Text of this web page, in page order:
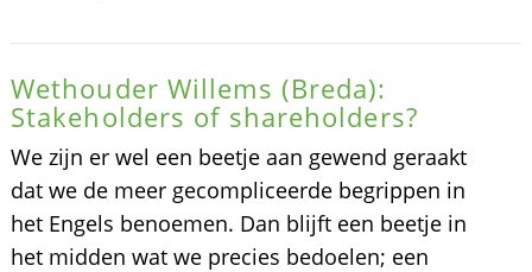
Wethouder Willems (Breda):
Stakeholders of shareholders?
We zijn er wel een beetje aan gewend geraakt
dat we de meer gecompliceerde begrippen in
het Engels benoemen. Dan blijft een beetje in
het midden wat we precies bedoelen; een